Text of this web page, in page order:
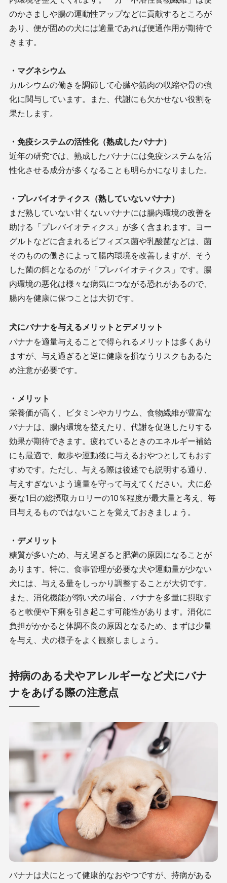
のかさましや腸の運動性アップなどに貢献するところが
あり、便が固めの犬には適量であれば便通作用が期待で
きます。
・マグネシウム
カルシウムの働きを調節して心臓や筋肉の収縮や骨の強
化に関与しています。また、代謝にも欠かせない役割を
果たします。
・免疫システムの活性化（熟成したバナナ）
近年の研究では、熟成したバナナには免疫システムを活
性化させる成分が多くなることも明らかになりました。
・プレバイオティクス（熟していないバナナ）
まだ熟していない甘くないバナナには腸内環境の改善を
助ける「プレバイオティクス」が多く含まれます。ヨー
グルトなどに含まれるビフィズス菌や乳酸菌などは、菌
そのものの働きによって腸内環境を改善しますが、そう
した菌の餌となるのが「プレバイオティクス」です。腸
内環境の悪化は様々な病気につながる恐れがあるので、
腸内を健康に保つことは大切です。
犬にバナナを与えるメリットとデメリット
バナナを適量与えることで得られるメリットは多くあり
ますが、与え過ぎると逆に健康を損なうリスクもあるた
め注意が必要です。
・メリット
栄養価が高く、ビタミンやカリウム、食物繊維が豊富な
バナナは、腸内環境を整えたり、代謝を促進したりする
効果が期待できます。疲れているときのエネルギー補給
にも最適で、散歩や運動後に与えるおやつとしてもおす
すめです。ただし、与える際は後述でも説明する通り、
与えすぎないよう適量を守って与えてください。犬に必
要な1日の総摂取カロリーの10％程度が最大量と考え、毎
日与えるものではないことを覚えておきましょう。
・デメリット
糖質が多いため、与え過ぎると肥満の原因になることが
あります。特に、食事管理が必要な犬や運動量が少ない
犬には、与える量をしっかり調整することが大切です。
また、消化機能が弱い犬の場合、バナナを多量に摂取す
ると軟便や下痢を引き起こす可能性があります。消化に
負担がかかると体調不良の原因となるため、まずは少量
を与え、犬の様子をよく観察しましょう。
持病のある犬やアレルギーなど犬にバナ
ナをあげる際の注意点
バナナは犬にとって健康的なおやつですが、持病がある